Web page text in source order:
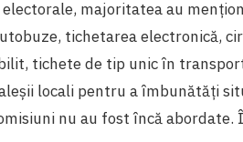
majoritatea au
tichetarea electronică,
tichete de tip unic în
locali pentru a îmbunătăți
nu au fost încă abordate.